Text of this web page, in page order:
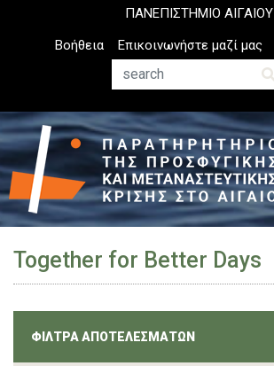
ΠΑΝΕΠΙΣΤΗΜΙΟ ΑΙΓΑΙΟΥ
Top
Header
Βοήθεια
Επικοινωνήστε μαζί μας
Αναζήτηση
Together for Better Days
ΦΙΛΤΡΑ ΑΠΟΤΕΛΕΣΜΑΤΩΝ